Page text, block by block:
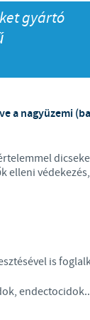
Japan
Middle East
Peru
Philippines
gyártó
a nagyüzemi
is